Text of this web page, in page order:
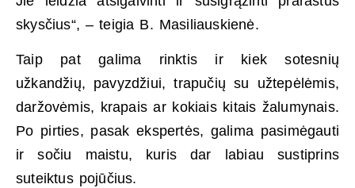
skysčius“, – teigia B. Masiliauskienė.
Taip pat galima rinktis ir kiek sotesnių
užkandžių, pavyzdžiui, trapučių su užtepėlėmis,
daržovėmis, krapais ar kokiais kitais žalumynais.
Po pirties, pasak ekspertės, galima pasimėgauti
ir sočiu maistu, kuris dar labiau sustiprins
suteiktus pojūčius.